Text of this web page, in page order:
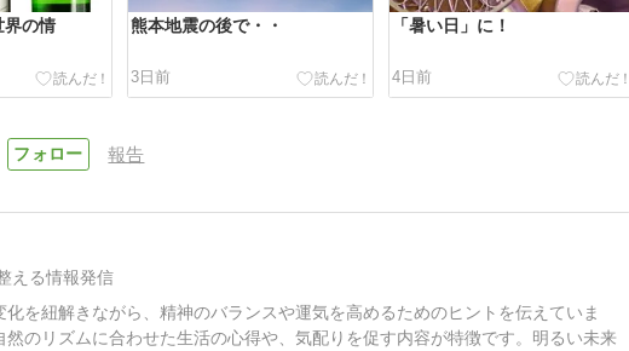
界の情
熊本地震の後で・・
3日前
「暑い日」に！
4日前
報告
える情報発信
を紐解きながら、精神のバランスや運気を高めるためのヒントを伝えていま
のリズムに合わせた生活の心得や、気配りを促す内容が特徴です。明るい未来